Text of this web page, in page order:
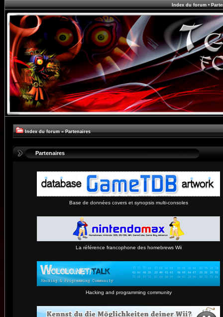
Index du forum•
Index du forum » Partenaires
Partenaires
Base de données covers et synopsis multi-consoles
La référence francophone des homebrews Wii
Hacking and programming community